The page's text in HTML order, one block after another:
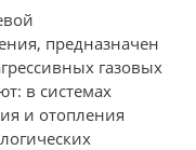
предназначен
газовых
в системах
и отопления